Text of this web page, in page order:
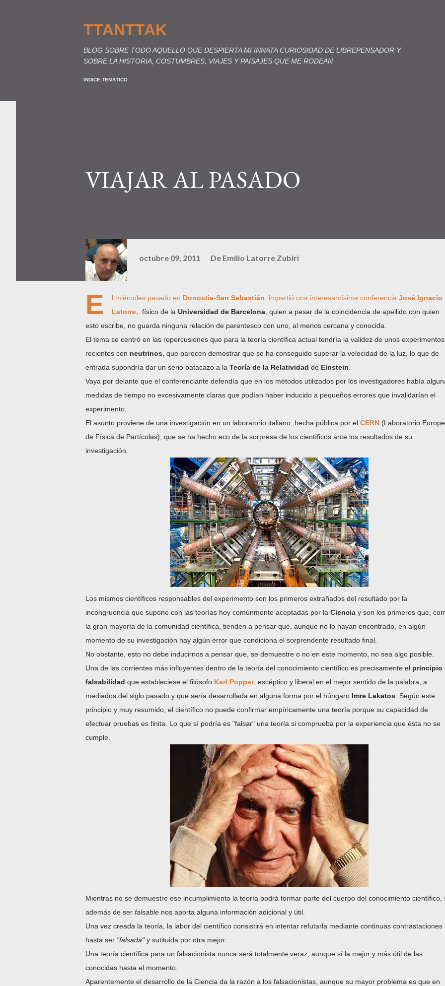
TTANTTAK
BLOG SOBRE TODO AQUELLO QUE DESPIERTA MI INNATA CURIOSIDAD DE LIBREPENSADOR Y
SOBRE LA HISTORIA, COSTUMBRES, VIAJES Y PAISAJES QUE ME RODEAN
ÍNDICE TEMÁTICO
VIAJAR AL PASADO
octubre 09, 2011 De Emilio Latorre Zubiri
E l miércoles pasado en Donostia-San Sebastián , impartió una interesantísima conferencia José Ignacio
Latorre , físico de la Universidad de Barcelona , quien a pesar de la coincidencia de apellido con quien
esto escribe, no guarda ninguna relación de parentesco con uno, al menos cercana y conocida.
El tema se centró en las repercusiones que para la teoría científica actual tendría la validez de unos experimentos
recientes con neutrinos , que parecen demostrar que se ha conseguido superar la velocidad de la luz, lo que de
entrada supondría dar un serio batacazo a la Teoría de la Relatividad de Einstein
Vaya por delante que el conferenciante defendía que en los métodos utilizados por los investigadores había
medidas de tiempo no excesivamente claras que podían haber inducido a pequeños errores que invalidarían el
experimento.
El asunto proviene de una investigación en un laboratorio italiano, hecha pública por el CERN (Laboratorio
de Física de Partículas), que se ha hecho eco de la sorpresa de los científicos ante los resultados de su
investigación.
Los mismos científicos responsables del experimento son los primeros extrañados del resultado por la
incongruencia que supone con las teorías hoy comúnmente aceptadas por la Ciencia y son los primeros que,
la gran mayoría de la comunidad científica, tienden a pensar que, aunque no lo hayan encontrado, en algún
momento de su investigación hay algún error que condiciona el sorprendente resultado final.
No obstante, esto no debe inducirnos a pensar que, se demuestre o no en este momento, no sea algo posible.
Una de las corrientes más influyentes dentro de la teoría del conocimiento científico es precisamente el principio
falsabilidad que estableciese el filósofo Karl Popper, escéptico y liberal en el mejor sentido de la palabra, a
mediados del siglo pasado y que sería desarrollada en alguna forma por el húngaro Imre Lakatos . Según este
principio y muy resumido, el científico no puede confirmar empíricamente una teoría porque su capacidad de
efectuar pruebas es finita. Lo que sí podría es "falsar" una teoría si comprueba por la experiencia que ésta no se
cumple.
Mientras no se demuestre ese incumplimiento la teoría podrá formar parte del cuerpo del conocimiento científico,
además de ser falsable nos aporta alguna información adicional y útil.
Una vez creada la teoría, la labor del científico consistirá en intentar refutarla mediante continuas contrastaciones
hasta ser "falsada"y sutituida por otra mejor.
Una teoría científica para un falsacionista nunca será totalmente veraz, aunque sí la mejor y más útil de las
conocidas hasta el momento.
Aparentemente el desarrollo de la Ciencia da la razón a los falsacionistas, aunque su mayor problema es que en